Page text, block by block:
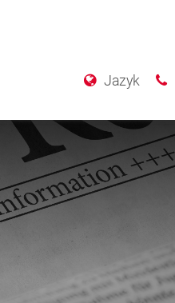
Jazyk